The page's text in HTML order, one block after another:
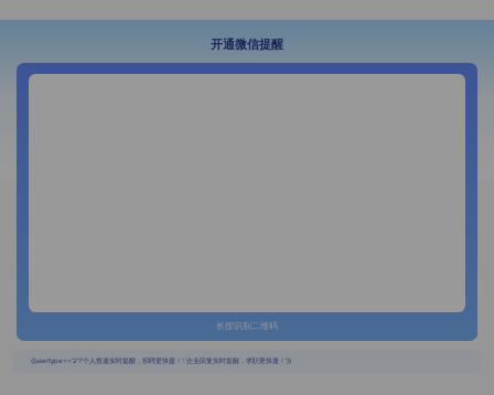
开通微信提醒
长按识别二维码
{{usertype=='2'?'个人投递实时提醒，招聘更快捷！':'企业回复实时提醒，求职更快捷！'}}